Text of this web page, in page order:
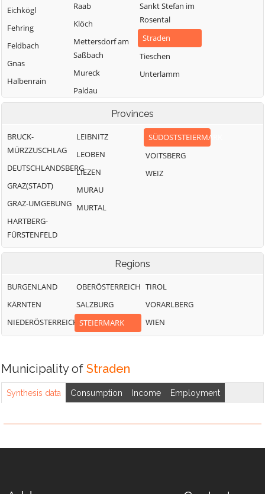
Eichkögl
Fehring
Feldbach
Gnas
Halbenrain
Raab
Klöch
Mettersdorf am
Saßbach
Mureck
Paldau
Pirching am
Sankt Stefan im
Rosental
Straden
Tieschen
Unterlamm
Provinces
BRUCK-
MÜRZZUSCHLAG
DEUTSCHLANDSBERG
GRAZ(STADT)
GRAZ-UMGEBUNG
HARTBERG-
FÜRSTENFELD
LEIBNITZ
LEOBEN
LIEZEN
MURAU
MURTAL
SÜDOSTSTEIERMARK
VOITSBERG
WEIZ
Regions
BURGENLAND
KÄRNTEN
NIEDERÖSTERREICH
OBERÖSTERREICH
SALZBURG
STEIERMARK
TIROL
VORARLBERG
WIEN
Municipality of Straden
Synthesis data Consumption Income Employment